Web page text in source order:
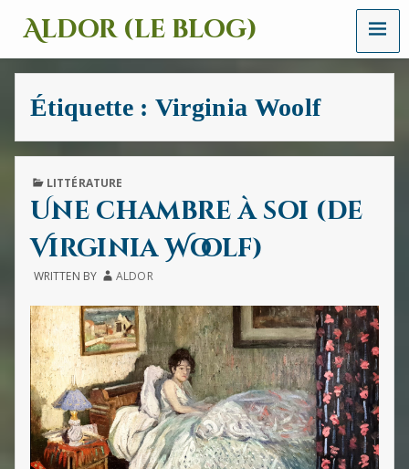
Aldor (le blog)
Un
site
avec
des
des
images
et
sons
MENU
Étiquette : Virginia Woolf
PUBLISHED
LITTÉRATURE
Une chambre à soi (de
Virginia Woolf)
WRITTEN BY ALDOR